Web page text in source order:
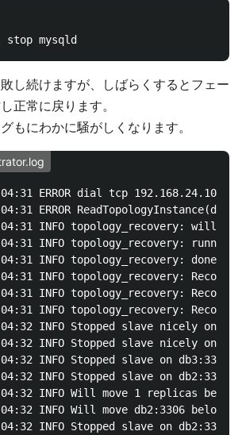
し続けますが、しばらくするとフェー
正常に戻ります。
もにわかに騒がしくなります。
ERROR dial tcp
ERROR
INFO topology_recovery: will
INFO topology_recovery:
INFO topology_recovery: done
INFO topology_recovery:
INFO topology_recovery:
INFO topology_recovery:
INFO Stopped slave nicely on
INFO Stopped slave nicely on
INFO Stopped slave on
INFO Stopped slave on
INFO Will move 1 replicas below
INFO Will move db2:3306 below
INFO Stopped slave on